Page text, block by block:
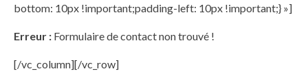
bottom: 10px !important;padding-left: 10px !important;} »]
Erreur : Formulaire de contact non trouvé !
[/vc_column][/vc_row]